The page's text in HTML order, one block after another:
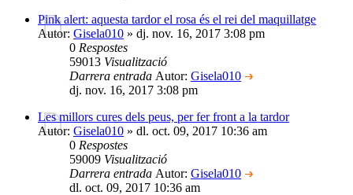
Pink alert: aquesta tardor el rosa és el rei del maquillatge
Autor: Gisela010 » dj. nov. 16, 2017 3:08 pm
0 Respostes
59013 Visualització
Darrera entrada Autor: Gisela010
dj. nov. 16, 2017 3:08 pm
Les millors cures dels peus, per fer front a la tardor
Autor: Gisela010 » dl. oct. 09, 2017 10:36 am
0 Respostes
59009 Visualització
Darrera entrada Autor: Gisela010
dl. oct. 09, 2017 10:36 am